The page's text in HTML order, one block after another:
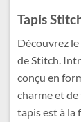
Tapis
Découvrez le
de Stitch.
conçu en
charme et
tapis est à la